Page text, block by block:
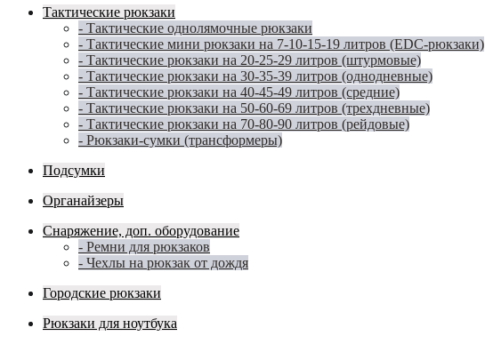
Тактические рюкзаки
- Тактические однолямочные рюкзаки
- Тактические мини рюкзаки на 7-10-15-19 литров (EDC-рюкзаки)
- Тактические рюкзаки на 20-25-29 литров (штурмовые)
- Тактические рюкзаки на 30-35-39 литров (однодневные)
- Тактические рюкзаки на 40-45-49 литров (средние)
- Тактические рюкзаки на 50-60-69 литров (трехдневные)
- Тактические рюкзаки на 70-80-90 литров (рейдовые)
- Рюкзаки-сумки (трансформеры)
Подсумки
Органайзеры
Снаряжение, доп. оборудование
- Ремни для рюкзаков
- Чехлы на рюкзак от дождя
Городские рюкзаки
Рюкзаки для ноутбука